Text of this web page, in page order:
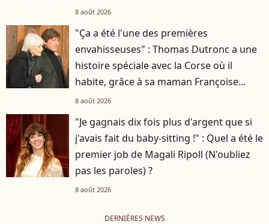
8 août 2026
"Ça a été l'une des premières
envahisseuses" : Thomas Dutronc a une
histoire spéciale avec la Corse où il
habite, grâce à sa maman Françoise
Hardy
8 août 2026
"Je gagnais dix fois plus d'argent que si
j'avais fait du baby-sitting !" : Quel a été le
premier job de Magali Ripoll (N'oubliez
pas les paroles) ?
8 août 2026
DERNIÈRES NEWS